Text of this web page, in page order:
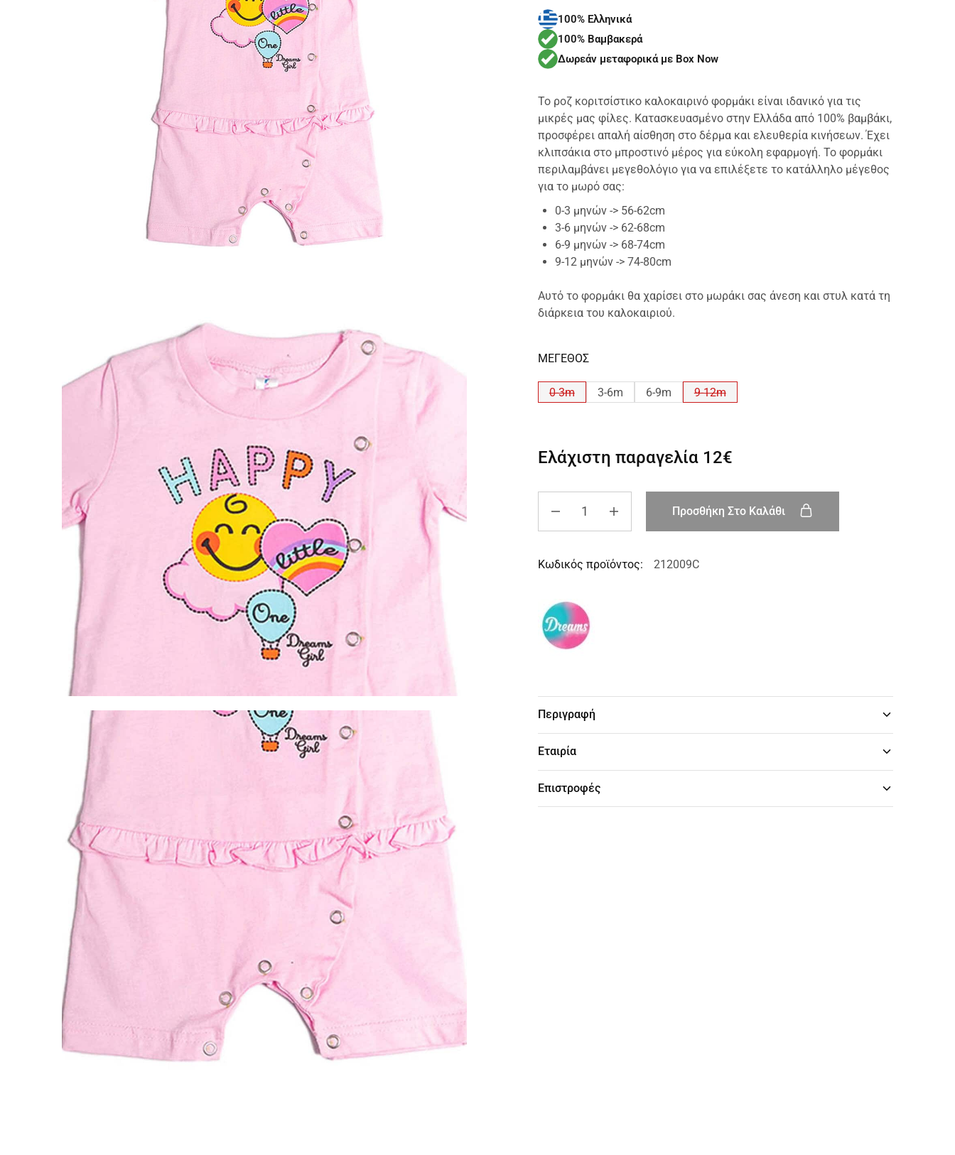
100% Ελληνικά
100% Βαμβακερά
Δωρεάν μεταφορικά με Box Now
Το ροζ κοριτσίστικο καλοκαιρινό φορμάκι είναι ιδανικό για τις
μικρές μας φίλες. Κατασκευασμένο στην Ελλάδα από 100% βαμβάκι,
προσφέρει απαλή αίσθηση στο δέρμα και ελευθερία κινήσεων. Έχει
κλιπσάκια στο μπροστινό μέρος για εύκολη εφαρμογή. Το φορμάκι
περιλαμβάνει μεγεθολόγιο για να επιλέξετε το κατάλληλο μέγεθος
για το μωρό σας:
0-3 μηνών -> 56-62cm
3-6 μηνών -> 62-68cm
6-9 μηνών -> 68-74cm
9-12 μηνών -> 74-80cm
Αυτό το φορμάκι θα χαρίσει στο μωράκι σας άνεση και στυλ κατά τη
διάρκεια του καλοκαιριού.
ΜΕΓΕΘΟΣ
0-3m 3-6m 6-9m 9-12m
Ελάχιστη παραγελία 12€
Προσθήκη Στο Καλάθι
Κωδικός προϊόντος: 212009C
Περιγραφή
Εταιρία
Επιστροφές